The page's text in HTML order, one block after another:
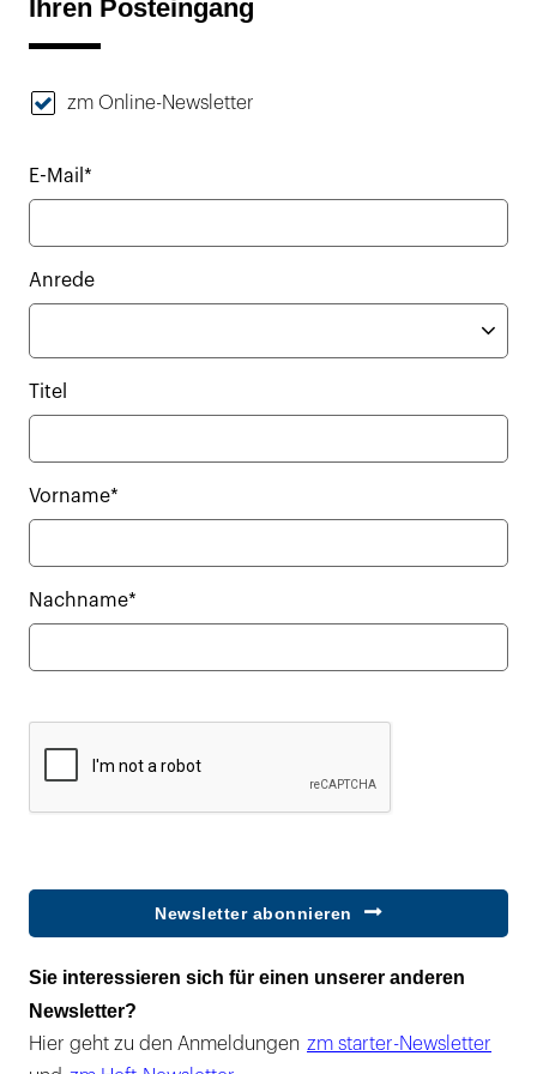
Ihren Posteingang
zm Online-Newsletter
E-Mail*
Anrede
Titel
Vorname*
Nachname*
Newsletter abonnieren
Sie interessieren sich für einen unserer anderen
Newsletter?
Hier geht zu den Anmeldungen zm starter-Newsletter